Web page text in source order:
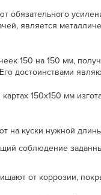
обязательного
является
150 на 150 мм,
достоинствами
150x150 мм
на куски нужной
соблюдение
от коррозии,